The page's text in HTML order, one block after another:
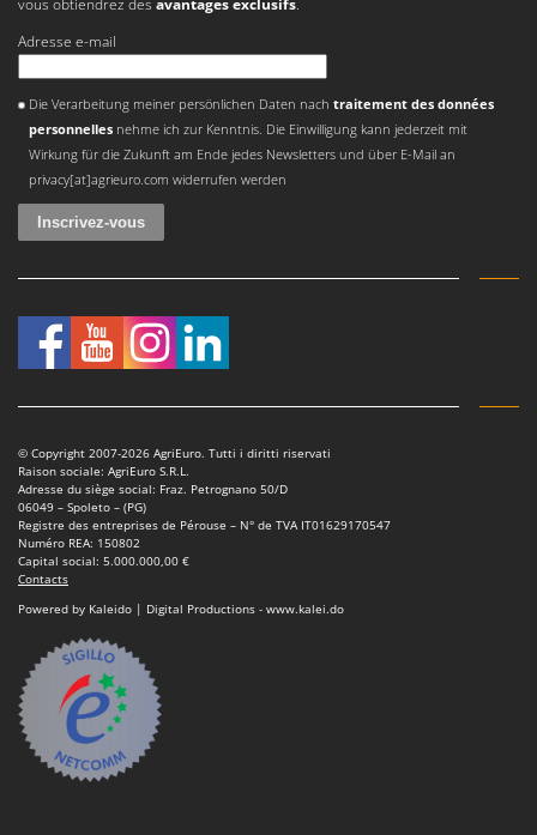
Royal Food
Ryobi
S
S.T.P.
Santos
Sbaraglia
Schnitzer
Seven Italy
Shark
Sirman
Skil
Smartwood
Smeg
Solidur
Spice Electronics
Spiralmac
Spring Protezione
Spyro
vous obtiendrez des avantages exclusifs.
Adresse e-mail
Die Verarbeitung meiner persönlichen Daten nach traitement des données
personnellesnehme ich zur Kenntnis. Die Einwilligung kann jederzeit mit
Wirkung für die Zukunft am Ende jedes Newsletters und über E-Mail an
privacy[at]agrieuro.com widerrufen werden
© Copyright 2007-2026 AgriEuro. Tutti i diritti riservati
Raison sociale: AgriEuro S.R.L.
Adresse du siège social: Fraz. Petrognano 50/D
06049 – Spoleto – (PG)
Registre des entreprises de Pérouse – N° de TVA IT01629170547
Numéro REA: 150802
Capital social: 5.000.000,00 €
Contacts
Powered by Kaleido | Digital Productions - www.kalei.do